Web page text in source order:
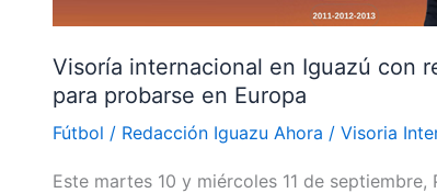
Visoría internacional en Iguazú con
para probarse en Europa
Fútbol / Redacción Iguazu Ahora / Visoria
Este martes 10 y miércoles 11 de
Europa